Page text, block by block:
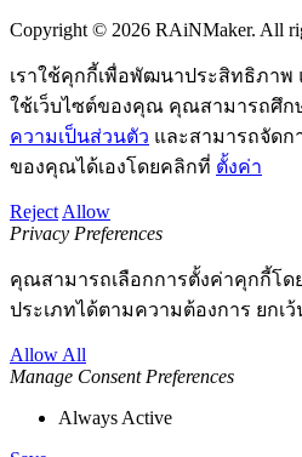
Copyright © 2026 RAiNMaker. All
เราใช้คุกกี้เพื่อพัฒนาประสิทธิภา
ใช้เว็บไซต์ของคุณ คุณสามารถศึก
ความเป็นส่วนตัว และสามารถจัดก
ของคุณได้เองโดยคลิกที่ ตั้งค่า
Reject Allow
Privacy Preferences
คุณสามารถเลือกการตั้งค่าคุกกี้โด
ประเภทได้ตามความต้องการ ยกเ
Allow All
Manage Consent Preferences
Always Active